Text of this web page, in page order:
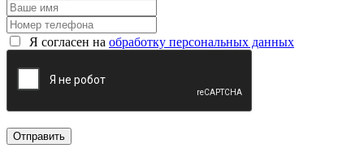
Я согласен на обработку персональных данных